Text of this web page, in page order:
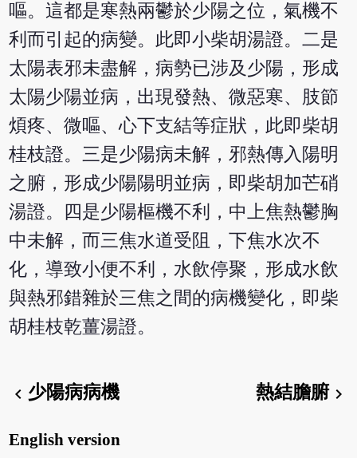
嘔。這都是寒熱兩鬱於少陽之位，氣機不
利而引起的病變。此即小柴胡湯證。二是
太陽表邪未盡解，病勢已涉及少陽，形成
太陽少陽並病，出現發熱、微惡寒、肢節
煩疼、微嘔、心下支結等症狀，此即柴胡
桂枝證。三是少陽病未解，邪熱傳入陽明
之腑，形成少陽陽明並病，即柴胡加芒硝
湯證。四是少陽樞機不利，中上焦熱鬱胸
中未解，而三焦水道受阻，下焦水次不
化，導致小便不利，水飲停聚，形成水飲
與熱邪錯雜於三焦之間的病機變化，即柴
胡桂枝乾薑湯證。
chevron_left少陽病病機 熱結膽腑chevron_right
English version